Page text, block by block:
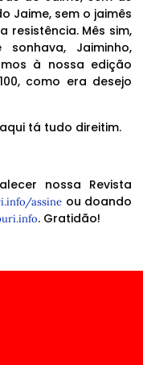
Jaime, sem o jaimês
resistência. Mês sim,
Jaiminho,
à nossa edição
como era desejo
tá tudo direitim.
nossa Revista
assine ou doando
. Gratidão!